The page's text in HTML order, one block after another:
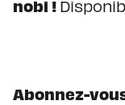
nobi !
Abonnez-